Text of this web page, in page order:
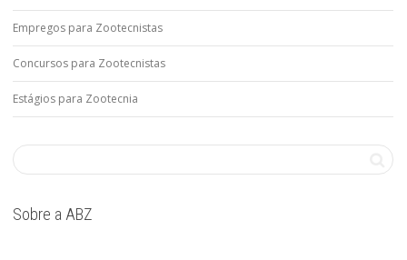
Empregos para Zootecnistas
Concursos para Zootecnistas
Estágios para Zootecnia
Sobre a ABZ